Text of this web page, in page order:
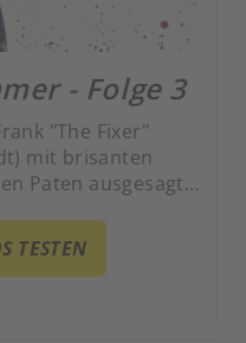
- Folge 3
"The Fixer"
mit brisanten
Paten ausgesagt
TESTEN